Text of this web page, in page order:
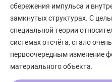
сбережения импульса и
замкнутых структурах. С
специальной теории
системах отсчёта, стало
первоочередным изменение
материального объекта.